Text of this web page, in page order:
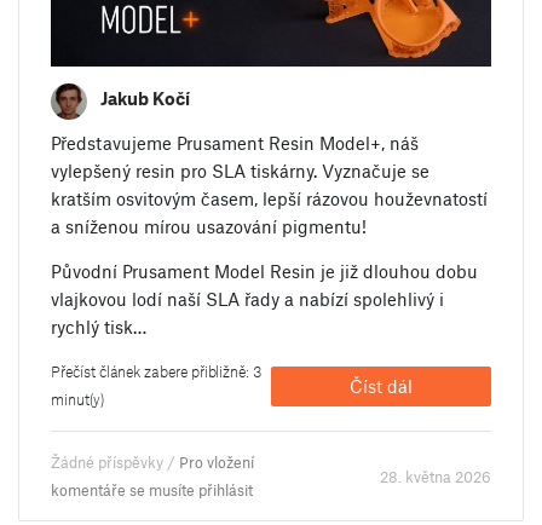
Jakub Kočí
Představujeme Prusament Resin Model+, náš
vylepšený resin pro SLA tiskárny. Vyznačuje se
kratším osvitovým časem, lepší rázovou houževnatostí
a sníženou mírou usazování pigmentu!
Původní Prusament Model Resin je již dlouhou dobu
vlajkovou lodí naší SLA řady a nabízí spolehlivý i
rychlý tisk…
Přečíst článek zabere přibližně: 3
minut(y)
Číst dál
Žádné příspěvky / Pro vložení
komentáře se musíte přihlásit
28. května 2026